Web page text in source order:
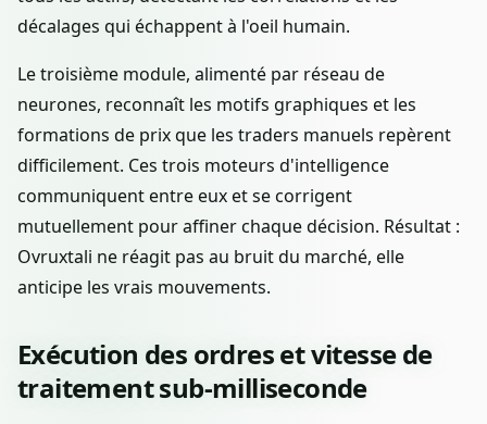
décalages qui échappent à l'oeil humain.
Le troisième module, alimenté par réseau de
neurones, reconnaît les motifs graphiques et les
formations de prix que les traders manuels repèrent
difficilement. Ces trois moteurs d'intelligence
communiquent entre eux et se corrigent
mutuellement pour affiner chaque décision. Résultat :
Ovruxtali ne réagit pas au bruit du marché, elle
anticipe les vrais mouvements.
Exécution des ordres et vitesse de
traitement sub-milliseconde